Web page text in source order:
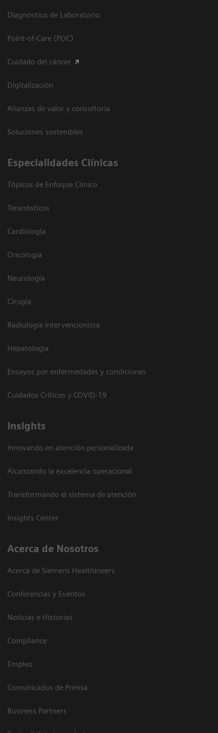
Diagnóstico de Laboratorio
Point-of-Care (POC)
Cuidado del cáncer
Digitalización
Alianzas de valor y consultoría
Soluciones sostenibles
Especialidades Clínicas
Tópicos de Enfoque Clínico
Teranósticos
Cardiología
Oncología
Neurología
Cirugía
Radiología intervencionista
Hepatología
Ensayos por enfermedades y condiciones
Cuidados Críticos y COVID-19
Insights
Innovando en atención personalizada
Alcanzando la excelencia operacional
Transformando el sistema de atención
Insights Center
Acerca de Nosotros
Acerca de Siemens Healthineers
Conferencias y Eventos
Noticias e Historias
Compliance
Empleo
Comunicados de Prensa
Business Partners